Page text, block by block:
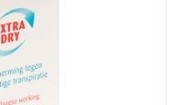
(15°C - 25°C)